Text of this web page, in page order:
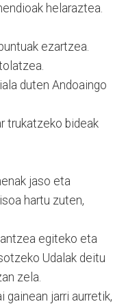
helaraztea.
ezartzea.
duten Andoaingo
trukatzeko bideak
jaso eta
hartu zuten,
egiteko eta
Udalak deitu
zela.
gainean jarri aurretik,